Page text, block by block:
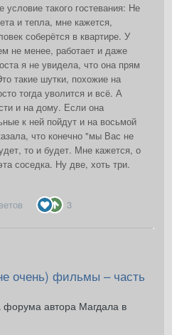
такого гостевания: Не
и тепла, мне кажется,
соберётся в квартире. У
не менее, работает и даже
я не увидела, что она прям
такие шутки, похожие на
тогда уволится и всё. А
и на дому. Если она
к ней пойдут и на восьмой
что конечно "мы Вас не
то и будет. Мне кажется, о
соседка. Ну две, хоть три.
3
очень) фильмы – часть
форума автора Магдала в